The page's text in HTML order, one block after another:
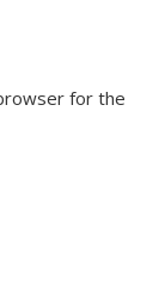
for the